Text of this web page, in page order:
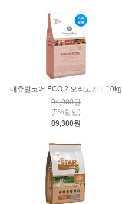
내츄럴코어 ECO 2 오리고기 L 10kg
94,000원
(5%할인)
89,300원